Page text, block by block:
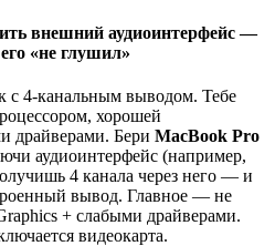
внешний аудиоинтерфейс —
«не глушил»
с 4-канальным выводом. Тебе
хорошей
драйверами. Бери MacBook Pro
аудиоинтерфейс (например,
4 канала через него — и
вывод. Главное — не
+ слабыми драйверами.
видеокарта.